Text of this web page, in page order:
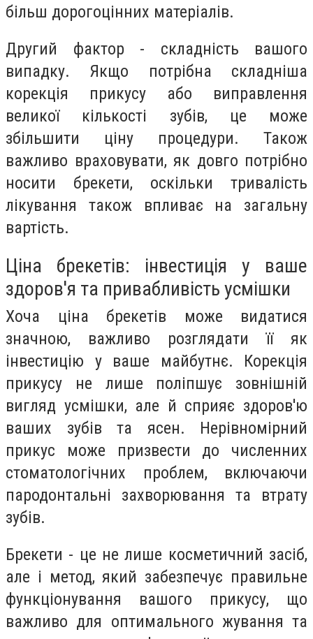
більш дорогоцінних матеріалів.
Другий фактор - складність вашого
випадку. Якщо потрібна складніша
корекція прикусу або виправлення
великої кількості зубів, це може
збільшити ціну процедури. Також
важливо враховувати, як довго потрібно
носити брекети, оскільки тривалість
лікування також впливає на загальну
вартість.
Ціна брекетів: інвестиція у ваше
здоров'я та привабливість усмішки
Хоча ціна брекетів може видатися
значною, важливо розглядати її як
інвестицію у ваше майбутнє. Корекція
прикусу не лише поліпшує зовнішній
вигляд усмішки, але й сприяє здоров'ю
ваших зубів та ясен. Нерівномірний
прикус може призвести до численних
стоматологічних проблем, включаючи
пародонтальні захворювання та втрату
зубів.
Брекети - це не лише косметичний засіб,
але і метод, який забезпечує правильне
функціонування вашого прикусу, що
важливо для оптимального жування та